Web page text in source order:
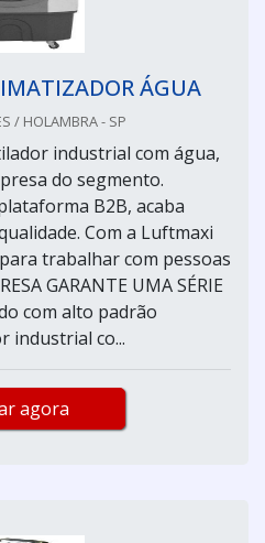
ÁGUA
/ HOLAMBRA - SP
industrial com água,
do segmento.
B2B, acaba
Com a Luftmaxi
trabalhar com pessoas
GARANTE UMA SÉRIE
com alto padrão
industrial co...
agora